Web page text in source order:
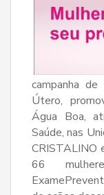
campanha
Útero,
Água Boa,
Saúde, nas
CRISTALINO
66